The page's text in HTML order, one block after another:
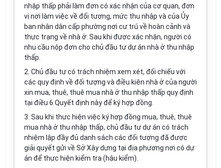
nhập thấp phải làm đơn có xác nhận của cơ quan, đơn
vị nơi làm việc về đối tượng, mức thu nhập và của Ủy
ban nhân dân cấp phường nơi cư trú về hoàn cảnh và
thực trạng về nhà ở. Sau khi được xác nhận, người có
nhu cầu nộp đơn cho chủ đầu tư dự án nhà ở thu nhập
thấp.
2. Chủ đầu tư có trách nhiệm xem xét, đối chiếu với
các quy định về đối tượng và điều kiện nhà ở của người
xin mua, thuê, thuê mua nhà ở thu nhập thấp quy định
tại điều 6 Quyết định này để ký hợp đồng.
3. Sau khi thực hiện việc ký hợp đồng mua, thuê, thuê
mua nhà ở thu nhập thấp, chủ đầu tư dự án có trách
nhiệm lập đầy đủ danh sách các đối tượng đã được
giải quyết gửi về Sở Xây dựng tại địa phương nơi có dự
án để thực hiện kiểm tra (hậu kiểm).